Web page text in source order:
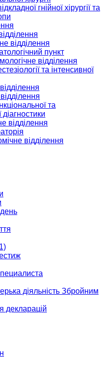
гнійної хірургії та
відділення
пункт
відділення
та інтенсивної
та
діагностики
відділення
відділення
діяльність Збройним
декларацій